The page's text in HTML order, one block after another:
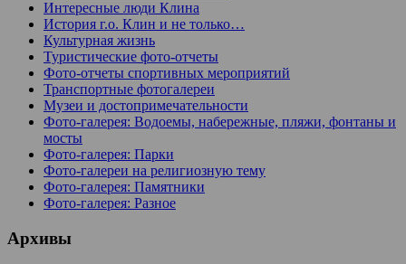
Интересные люди Клина
История г.о. Клин и не только…
Культурная жизнь
Туристические фото-отчеты
Фото-отчеты спортивных мероприятий
Транспортные фотогалереи
Музеи и достопримечательности
Фото-галерея: Водоемы, набережные, пляжи, фонтаны и
мосты
Фото-галерея: Парки
Фото-галереи на религиозную тему
Фото-галерея: Памятники
Фото-галерея: Разное
Архивы